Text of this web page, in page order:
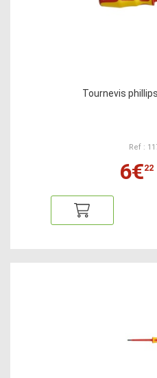
Tournevis
Ref :
6€22